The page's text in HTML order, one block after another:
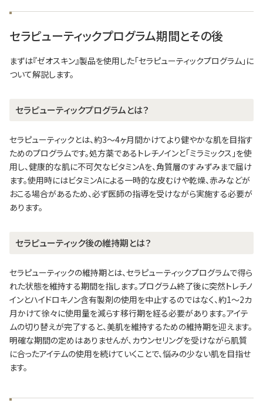
セラピューティックプログラム期間とその後
まずは『ゼオスキン』製品を使用した「セラピューティックプログラム」に
ついて解説します。
セラピューティックプログラムとは？
セラピューティックとは、約3～4ヶ月間かけてより健やかな肌を目指す
ためのプログラムです。処方薬であるトレチノインと「ミラミックス」を使
用し、健康的な肌に不可欠なビタミンAを、角質層のすみずみまで届け
ます。使用時にはビタミンAによる一時的な皮むけや乾燥、赤みなどが
おこる場合があるため、必ず医師の指導を受けながら実施する必要が
あります。
セラピューティック後の維持期とは？
セラピューティックの維持期とは、セラピューティックプログラムで得ら
れた状態を維持する期間を指します。プログラム終了後に突然トレチノ
インとハイドロキノン含有製剤の使用を中止するのではなく、約1～2カ
月かけて徐々に使用量を減らす移行期を経る必要があります。アイテ
ムの切り替えが完了すると、美肌を維持するための維持期を迎えます。
明確な期間の定めはありませんが、カウンセリングを受けながら肌質
に合ったアイテムの使用を続けていくことで、悩みの少ない肌を目指せ
ます。